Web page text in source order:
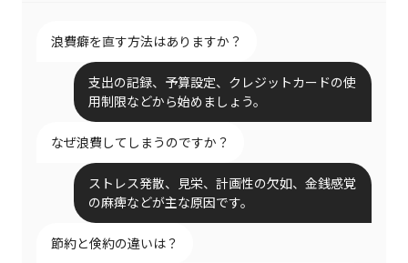
浪費癖を直す方法はありますか？
支出の記録、予算設定、クレジットカードの使
用制限などから始めましょう。
なぜ浪費してしまうのですか？
ストレス発散、見栄、計画性の欠如、金銭感覚
の麻痺などが主な原因です。
節約と倹約の違いは？